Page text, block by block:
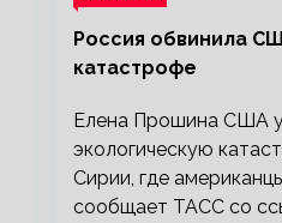
Россия обвинила
катастрофе
Елена Прошина США
экологическую
Сирии, где
сообщает ТАСС со